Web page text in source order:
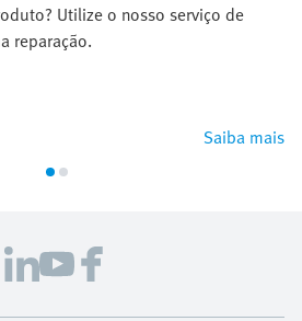
Utilize o nosso serviço de
reparação.
Saiba mais